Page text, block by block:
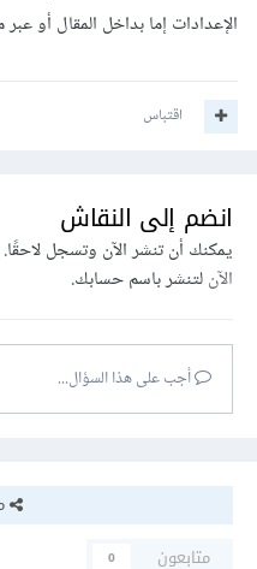
الإعدادات إما بداخل المقال أو
اقتباس
انضم إلى النقاش
يمكنك أن تنشر الآن وتسجل
الآنلتنشر باسم حسابك.
أجب على هذا السؤال...
متابعون
0